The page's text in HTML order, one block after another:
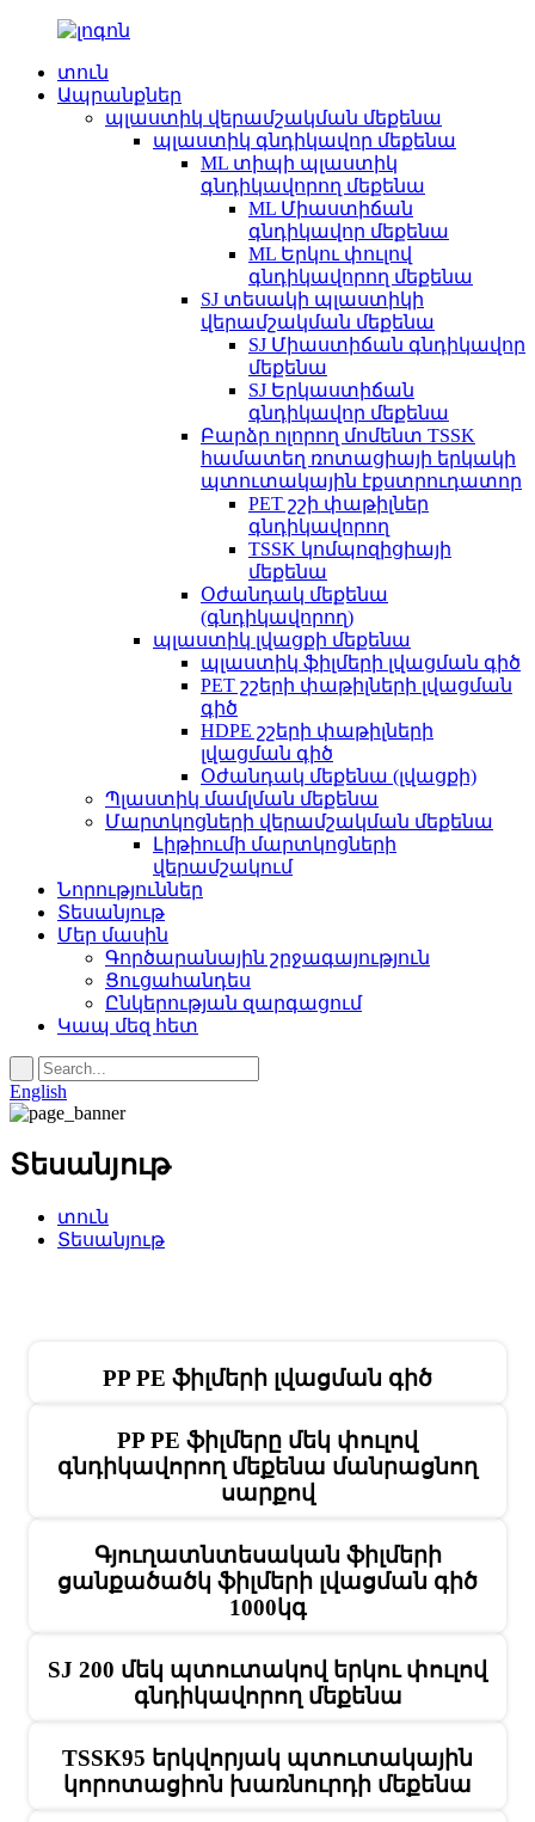
տուն
Ապրանքներ
պլաստիկ վերամշակման մեքենա
պլաստիկ գնդիկավոր մեքենա
ML տիպի պլաստիկ
գնդիկավորող մեքենա
ML Միաստիճան
գնդիկավոր մեքենա
ML Երկու փուլով
գնդիկավորող մեքենա
SJ տեսակի պլաստիկի
վերամշակման մեքենա
SJ Միաստիճան գնդիկավոր
մեքենա
SJ Երկաստիճան
գնդիկավոր մեքենա
Բարձր ոլորող մոմենտ TSSK
համատեղ ռոտացիայի երկակի
պտուտակային էքստրուդատոր
PET շշի փաթիլներ
գնդիկավորող
TSSK կոմպոզիցիայի
մեքենա
Օժանդակ մեքենա
(գնդիկավորող)
պլաստիկ լվացքի մեքենա
պլաստիկ ֆիլմերի լվացման գիծ
PET շշերի փաթիլների լվացման
գիծ
HDPE շշերի փաթիլների
լվացման գիծ
Օժանդակ մեքենա (լվացքի)
Պլաստիկ մամլման մեքենա
Մարտկոցների վերամշակման մեքենա
Լիթիումի մարտկոցների
վերամշակում
Նորություններ
Տեսանյութ
Մեր մասին
Գործարանային շրջագայություն
Ցուցահանդես
Ընկերության զարգացում
Կապ մեզ հետ
English
Տեսանյութ
տուն
Տեսանյութ
PP PE ֆիլմերի լվացման գիծ
PP PE ֆիլմերը մեկ փուլով
գնդիկավորող մեքենա մանրացնող
սարքով
Գյուղատնտեսական ֆիլմերի
ցանքածածկ ֆիլմերի լվացման գիծ
1000կգ
SJ 200 մեկ պտուտակով երկու փուլով
գնդիկավորող մեքենա
TSSK95 երկվորյակ պտուտակային
կորոտացիոն խառնուրդի մեքենա